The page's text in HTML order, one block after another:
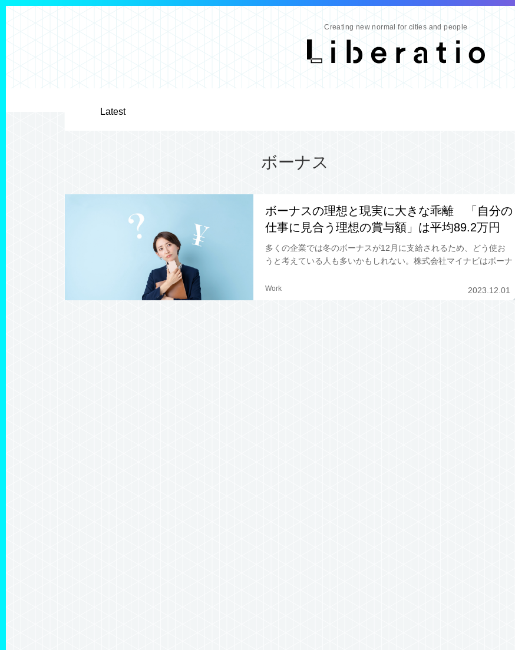
Creating new normal for cities and people
Latest
ボーナス
ボーナスの理想と現実に大きな乖離 「自分の
仕事に見合う理想の賞与額」は平均89.2万円
多くの企業では冬のボーナスが12月に支給されるため、どう使お
うと考えている人も多いかもしれない。株式会社マイナビはボーナ
った。賞与
2023.12.01
Work